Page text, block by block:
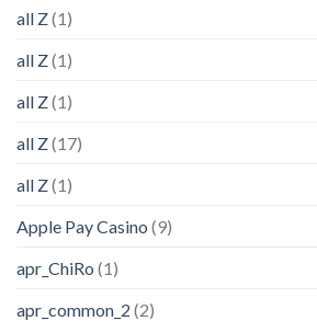
all Z(1)
all Z(1)
all Z(1)
all Z(17)
all Z(1)
Apple Pay Casino (9)
apr_ChiRo (1)
apr_common_2 (2)